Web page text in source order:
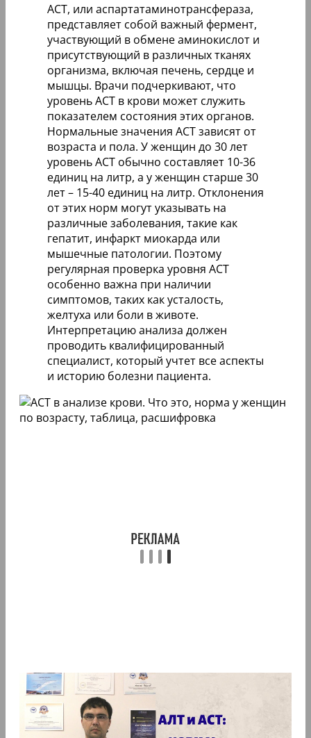
АСТ, или аспартатаминотрансфераза,
представляет собой важный фермент,
участвующий в обмене аминокислот и
присутствующий в различных тканях
организма, включая печень, сердце и
мышцы. Врачи подчеркивают, что
уровень АСТ в крови может служить
показателем состояния этих органов.
Нормальные значения АСТ зависят от
возраста и пола. У женщин до 30 лет
уровень АСТ обычно составляет 10-36
единиц на литр, а у женщин старше 30
лет – 15-40 единиц на литр. Отклонения
от этих норм могут указывать на
различные заболевания, такие как
гепатит, инфаркт миокарда или
мышечные патологии. Поэтому
регулярная проверка уровня АСТ
особенно важна при наличии
симптомов, таких как усталость,
желтуха или боли в животе.
Интерпретацию анализа должен
проводить квалифицированный
специалист, который учтет все аспекты
и историю болезни пациента.